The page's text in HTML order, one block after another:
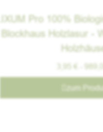
LIXUM Pro 100%
Blockhaus
3,95